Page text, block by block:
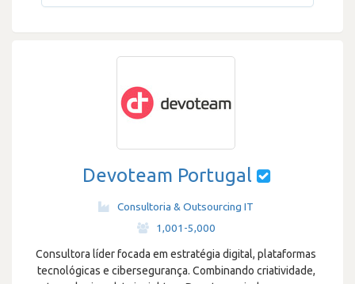
Devoteam Portugal
Consultoria & Outsourcing IT
1,001-5,000
Consultora líder focada em estratégia digital, plataformas
tecnológicas e cibersegurança. Combinando criatividade,